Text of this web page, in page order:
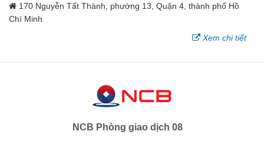
170 Nguyễn Tất Thành, phường 13, Quận 4, thành phố Hồ
Chí Minh
Xem chi tiết
NCB Phòng giao dịch 08